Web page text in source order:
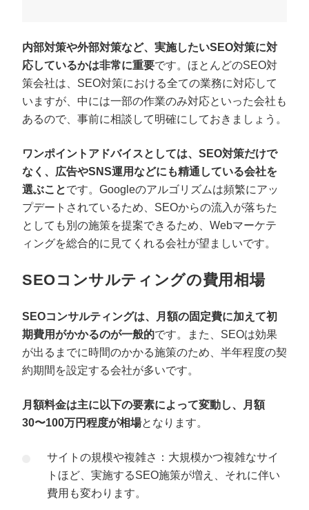
プロに無料相談をする 会社概要資料をダウ
サイトマップ
プライバシーポリシー
内部対策や外部対策など、実施したいSEO対策に対
応しているかは非常に重要です。ほとんどのSEO対
策会社は、SEO対策における全ての業務に対応して
いますが、中には一部の作業のみ対応といった会社も
あるので、事前に相談して明確にしておきましょう。
ワンポイントアドバイスとしては、SEO対策だけで
なく、広告やSNS運用などにも精通している会社を
選ぶことです。Googleのアルゴリズムは頻繁にアッ
プデートされているため、SEOからの流入が落ちた
としても別の施策を提案できるため、Webマーケテ
ィングを総合的に見てくれる会社が望ましいです。
SEOコンサルティングの費用相場
SEOコンサルティングは、月額の固定費に加えて初
期費用がかかるのが一般的です。また、SEOは効果
が出るまでに時間のかかる施策のため、半年程度の契
約期間を設定する会社が多いです。
月額料金は主に以下の要素によって変動し、月額
30〜100万円程度が相場となります。
サイトの規模や複雑さ：大規模かつ複雑なサイ
トほど、実施するSEO施策が増え、それに伴い
費用も変わります。